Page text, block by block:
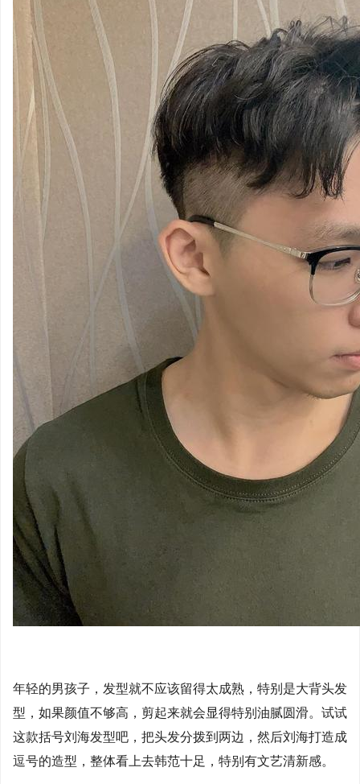
年轻的男孩子，发型就不应该留得太成熟，特别是大背头发
型，如果颜值不够高，剪起来就会显得特别油腻圆滑。试试
这款括号刘海发型吧，把头发分拨到两边，然后刘海打造成
逗号的造型，整体看上去韩范十足，特别有文艺清新感。